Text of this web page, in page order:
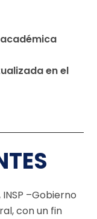
en el
–Gobierno
con un fin